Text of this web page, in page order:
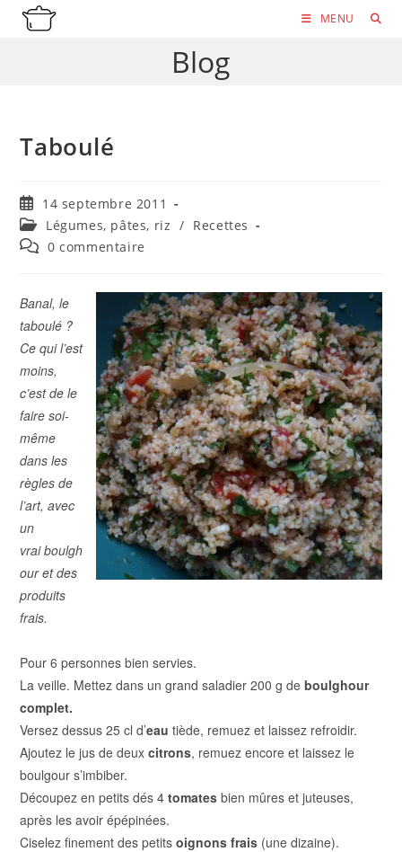
Skip
MENU
Blog
Taboulé
Publication
publiée :
14 septembre 2011
Post
category:
Légumes, pâtes, riz / Recettes
Commentaires
publication :
0 commentaire
Banal, le
taboulé ?
Ce qui l’est
moins,
c’est de le
faire soi-
même
dans les
règles de
l’art, avec
un
vrai boulgh
our et des
produits
frais.
Pour 6 personnes bien servies.
La veille. Mettez dans un grand saladier 200 g deboulghour
complet.
Versez dessus 25 cl d’eau tiède, remuez et laissez refroidir.
Ajoutez le jus de deuxcitrons, remuez encore et laissez le
boulgour s’imbiber.
Découpez en petits dés 4tomatesbien mûres et juteuses,
après les avoir épépinées.
Ciselez finement des petitsoignons frais (une dizaine).